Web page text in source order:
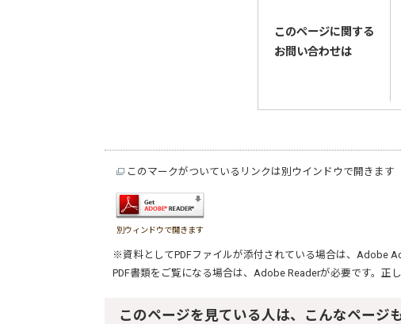
このページに関する
お問い合わせは
このマークがついているリンクは別ウインドウで開きます
別ウィンドウで開きます
※資料としてPDFファイルが添付されている場合は、 Adobe
PDF書類をご覧になる場合は、 Adobe Readerが必要です。正
このページを見ている人は、こんなページ